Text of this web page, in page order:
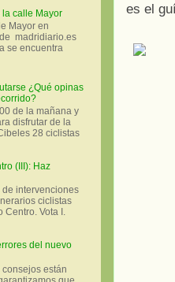
es el
calle Mayor
Mayor en
madridiario.es
se encuentra
¿Qué opinas
de la mañana y
disfrutar de la
28 ciclistas
(III): Haz
intervenciones
ciclistas
Centro. Vota I.
del nuevo
están